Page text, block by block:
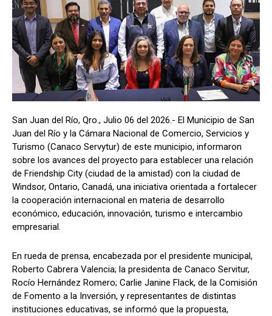
San Juan del Río, Qro., Julio 06 del 2026.- El Municipio de San
Juan del Río y la Cámara Nacional de Comercio, Servicios y
Turismo (Canaco Servytur) de este municipio, informaron
sobre los avances del proyecto para establecer una relación
de Friendship City (ciudad de la amistad) con la ciudad de
Windsor, Ontario, Canadá, una iniciativa orientada a fortalecer
la cooperación internacional en materia de desarrollo
económico, educación, innovación, turismo e intercambio
empresarial.
En rueda de prensa, encabezada por el presidente municipal,
Roberto Cabrera Valencia; la presidenta de Canaco Servitur,
Rocío Hernández Romero; Carlie Janine Flack, de la Comisión
de Fomento a la Inversión, y representantes de distintas
instituciones educativas, se informó que la propuesta,